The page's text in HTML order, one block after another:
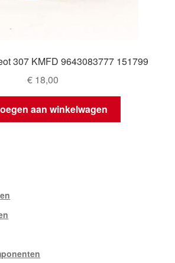
307 KMFD 9643083777 151799
€18,00
aan winkelwagen